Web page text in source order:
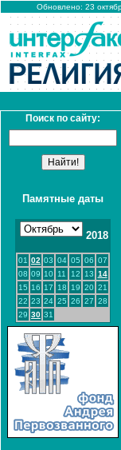
Обновлено: 23
Поиск по сайту:
Памятные даты
2018
01 02 03 04 05 06 07
08 09 10 11 12 13 14
15 16 17 18 19 20 21
22 23 24 25 26 27 28
29 30 31